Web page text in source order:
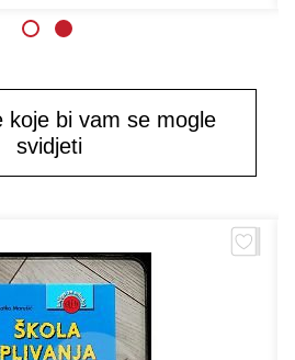
koje bi vam se mogle
svidjeti